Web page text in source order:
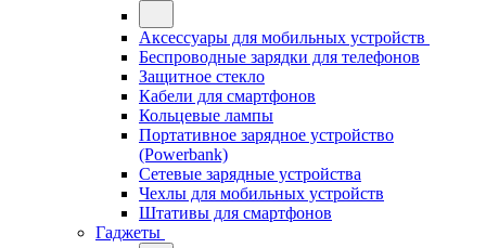
Аксессуары для мобильных устройств
Беспроводные зарядки для телефонов
Защитное стекло
Кабели для смартфонов
Кольцевые лампы
Портативное зарядное устройство
(Powerbank)
Сетевые зарядные устройства
Чехлы для мобильных устройств
Штативы для смартфонов
Гаджеты